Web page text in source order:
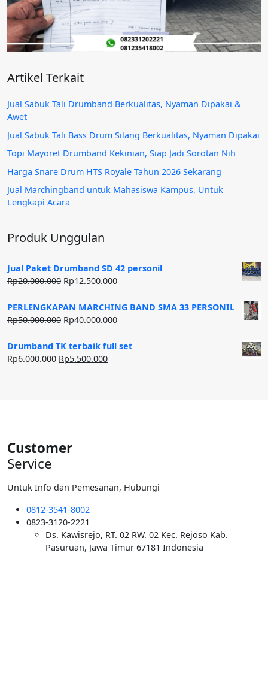
Artikel Terkait
Jual Sabuk Tali Drumband Berkualitas, Nyaman Dipakai &
Awet
Jual Sabuk Tali Bass Drum Silang Berkualitas, Nyaman Dipakai
Topi Mayoret Drumband Kekinian, Siap Jadi Sorotan Nih
Harga Snare Drum HTS Royale Tahun 2026 Sekarang
Jual Marchingband untuk Mahasiswa Kampus, Untuk
Lengkapi Acara
Produk Unggulan
Jual Paket Drumband SD 42 personil
Rp20.000.000 Harga
adalah:
Rp20.000.000.
Rp12.500.000Harga
ini
adalah:
PERLENGKAPAN MARCHING BAND SMA 33 PERSONIL
Rp50.000.000 Harga
adalah:
Rp50.000.000.
Rp40.000.000Harga
ini
Drumband TK terbaik full set
Rp6.000.000 Harga
Rp5.500.000Harga
Customer
Service
Untuk Info dan Pemesanan, Hubungi
0812-3541-8002
0823-3120-2221
Ds. Kawisrejo, RT. 02 RW. 02 Kec. Rejoso Kab.
Pasuruan, Jawa Timur 67181 Indonesia